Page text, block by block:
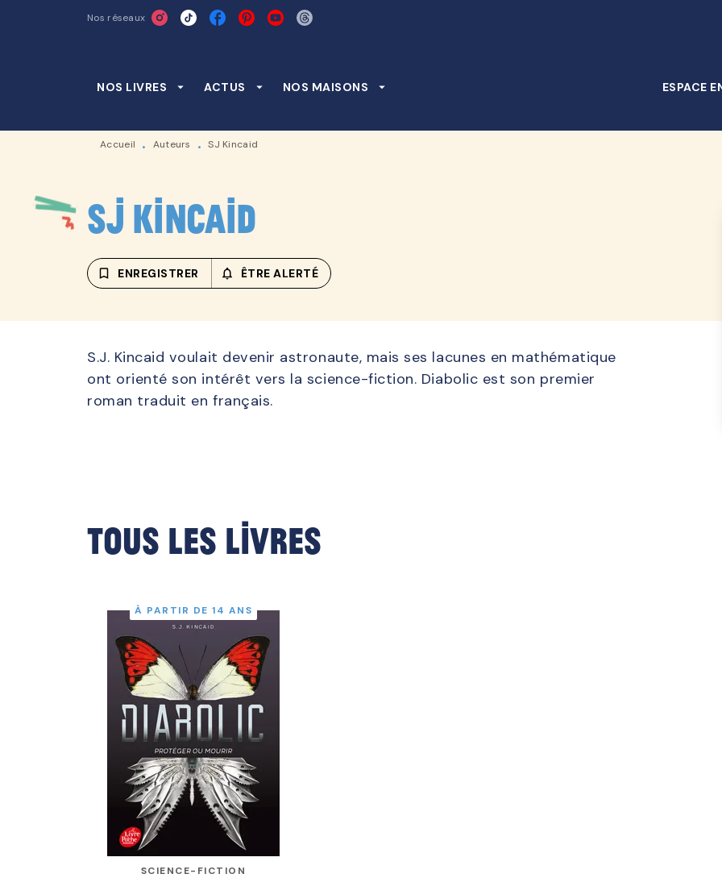
RECHERCHE CONTENU
Nos réseaux
NOS LIVRES arrow_drop_down ACTUS arrow_drop_down NOS MAISONS arrow_drop_down ESPACE
Accueil • Auteurs • SJ Kincaid
SJ Kincaid
bookmark_border ENREGISTRER notifications_none_outlined
ÊTRE ALERTÉ
S.J. Kincaid voulait devenir astronaute, mais ses lacunes en mathématique
ont orienté son intérêt vers la science-fiction. Diabolic est son premier
roman traduit en français.
Tous les livres
À PARTIR DE 14 ANS
SCIENCE-FICTION